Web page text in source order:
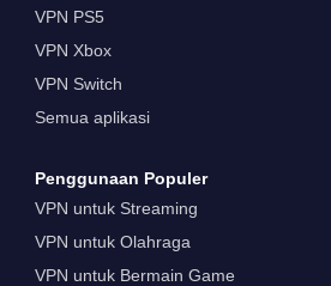
VPN PS5
VPN Xbox
VPN Switch
Semua aplikasi
Penggunaan Populer
VPN untuk Streaming
VPN untuk Olahraga
VPN untuk Bermain Game